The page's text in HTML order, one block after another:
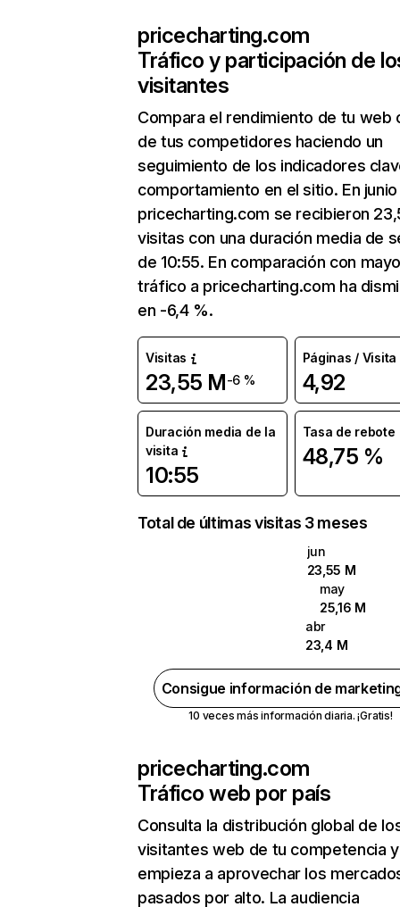
pricecharting.com
Tráfico y participación de
visitantes
Compara el rendimiento de tu web
de tus competidores haciendo un
seguimiento de los indicadores
comportamiento en el sitio. En junio
pricecharting.com se recibieron
visitas con una duración media de
de 10:55. En comparación con
tráfico a pricecharting.com ha
en -6,4 %.
Visitas
23,55 M-6 %
Páginas / Visita
4,92
Duración media de la
visita
10:55
Tasa de rebote
48,75 %
Total de últimas visitas 3 meses
jun
23,55 M
may
25,16 M
abr
23,4 M
Consigue información de
10 veces más información diaria. ¡Gratis!
pricecharting.com
Tráfico web por país
Consulta la distribución global de
visitantes web de tu competencia y
empieza a aprovechar los
pasados por alto. La audiencia